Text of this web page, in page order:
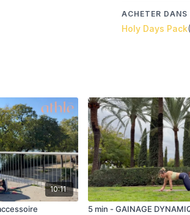
ACHETER
Holy Days Pack
10:11
5 min - GAINAGE